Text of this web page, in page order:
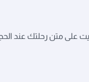
متن رحلتك عند